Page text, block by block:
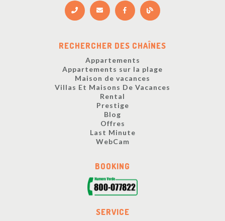
RECHERCHER DES CHAÎNES
Appartements
Appartements sur la plage
Maison de vacances
Villas Et Maisons De Vacances
Rental
Prestige
Blog
Offres
Last Minute
WebCam
BOOKING
SERVICE